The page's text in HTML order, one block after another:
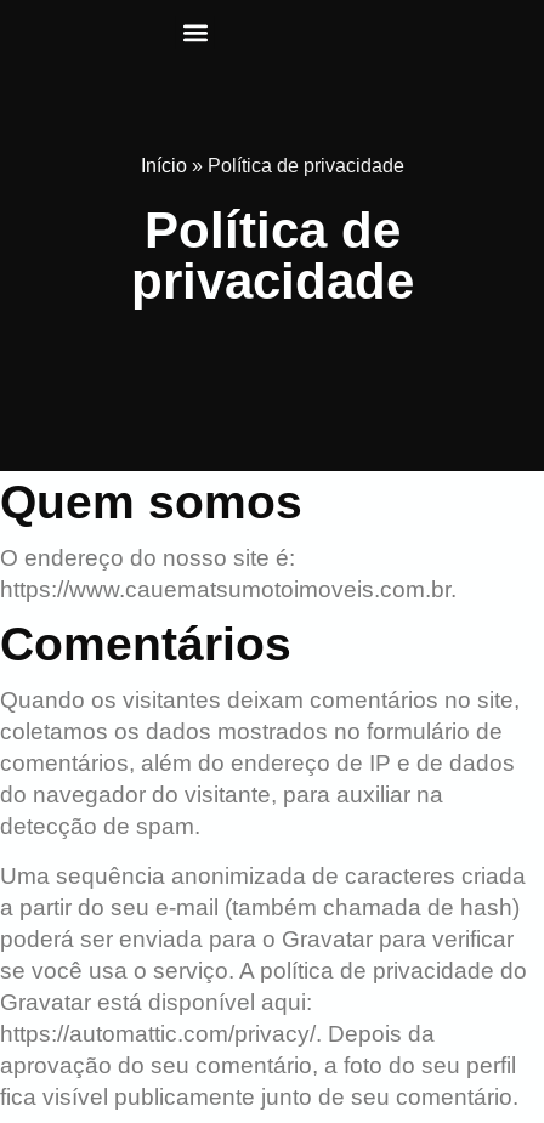
Início» Política de privacidade
Política de
privacidade
Quem somos
O endereço do nosso site é:
https://www.cauematsumotoimoveis.com.br.
Comentários
Quando os visitantes deixam comentários no site,
coletamos os dados mostrados no formulário de
comentários, além do endereço de IP e de dados
do navegador do visitante, para auxiliar na
detecção de spam.
Uma sequência anonimizada de caracteres criada
a partir do seu e-mail (também chamada de hash)
poderá ser enviada para o Gravatar para verificar
se você usa o serviço. A política de privacidade do
Gravatar está disponível aqui:
https://automattic.com/privacy/. Depois da
aprovação do seu comentário, a foto do seu perfil
fica visível publicamente junto de seu comentário.